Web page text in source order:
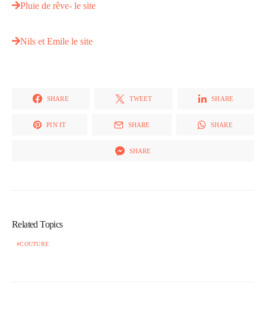
Pluie de rêve- le site
Nils et Emile le site
SHARE TWEET SHARE
PIN IT SHARE SHARE
SHARE
Related Topics
COUTURE